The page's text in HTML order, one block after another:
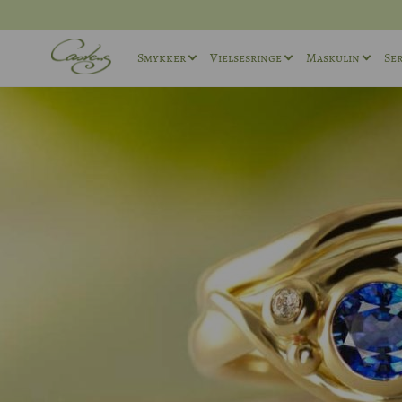
Smykker
Forlovelsesringe
Vielsesringe Maskulin